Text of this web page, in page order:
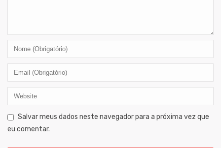
Salvar meus dados neste navegador para a próxima vez que
eu comentar.